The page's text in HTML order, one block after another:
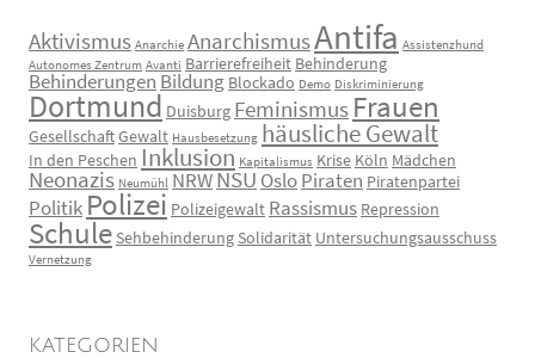
Aktivismus Anarchie AnarchismusAntifa Assistenzhund
Autonomes Zentrum Avanti Barrierefreiheit Behinderung
Behinderungen Bildung Blockado Demo Diskriminierung
Dortmund Duisburg Feminismus Frauen
GesellschaftGewalt Hausbesetzung häusliche Gewalt
In den Peschen Inklusion Kapitalismus Krise Köln Mädchen
Neonazis Neumühl NRWNSU OsloPiraten Piratenpartei
Politik Polizei Polizeigewalt Rassismus Repression
Schule Sehbehinderung Solidarität Untersuchungsausschuss
Vernetzung
KATEGORIEN